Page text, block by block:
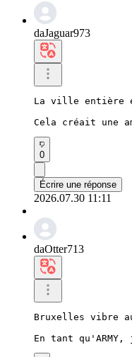
daJaguar973
La ville entière
Cela créait une
0
Écrire une réponse
2026.07.30 11:11
daOtter713
Bruxelles vibre
En tant